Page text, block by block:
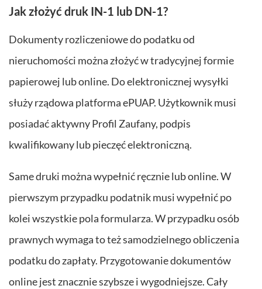
Jak złożyć druk IN-1 lub DN-1?
Dokumenty rozliczeniowe do podatku od
nieruchomości można złożyć w tradycyjnej formie
papierowej lub online. Do elektronicznej wysyłki
służy rządowa platforma ePUAP. Użytkownik musi
posiadać aktywny Profil Zaufany, podpis
kwalifikowany lub pieczęć elektroniczną.
Same druki można wypełnić ręcznie lub online. W
pierwszym przypadku podatnik musi wypełnić po
kolei wszystkie pola formularza. W przypadku osób
prawnych wymaga to też samodzielnego obliczenia
podatku do zapłaty. Przygotowanie dokumentów
online jest znacznie szybsze i wygodniejsze. Cały